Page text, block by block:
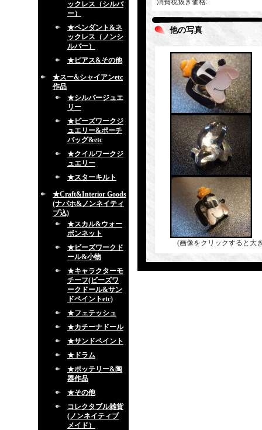
ックレス（シルバ
ー）
★ペンダント&ネ
ックレス（ノンシ
ルバー）
★ピアス&その他
★スー&シャイアンetc
作品
★シルバージュエ
リー
★ビーズワークジ
ュエリー&ポーチ
バッグ&etc
★クイルワークジ
ュエリー
★スターキルト
★Craft&Interior Goods
(ナバホ&ノンネイティ
ブ込)
★スカル&ウォー
ボンネット
★ビーズワークド
ール&小物
★キャラクターモ
チーフ(ビーズワ
ークドール&サン
ドペイントetc)
★フェテッシュ
★カチーナドール
★サンドペイント
★ドラム
★ポッテリー&陶
器作品
★その他
コレクタブル雑貨
(ノンネイティブ
メイド）
消費税抜き価格:
他の写真
(画像をクリックすると大